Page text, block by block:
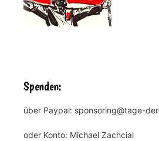
Spenden:
über Paypal: sponsoring@tage-
oder Konto: Michael Zachcial